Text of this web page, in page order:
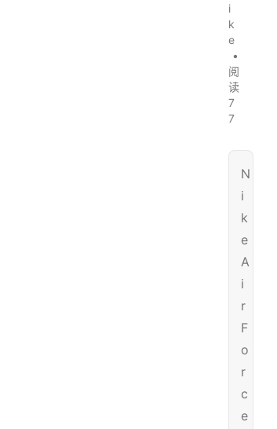
i
k
e
•
阅
读
7
7
N
i
k
e
A
i
r
F
o
r
c
e